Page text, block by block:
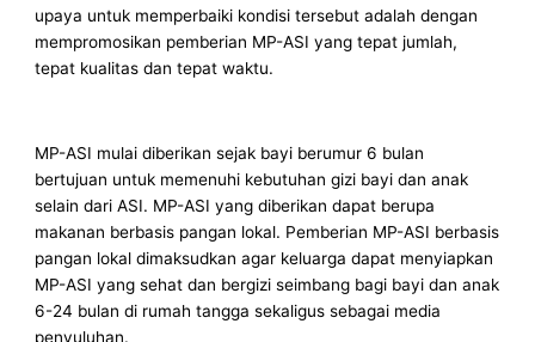
upaya untuk memperbaiki kondisi tersebut adalah dengan
mempromosikan pemberian MP-ASI yang tepat jumlah,
tepat kualitas dan tepat waktu.
MP-ASI mulai diberikan sejak bayi berumur 6 bulan
bertujuan untuk memenuhi kebutuhan gizi bayi dan anak
selain dari ASI. MP-ASI yang diberikan dapat berupa
makanan berbasis pangan lokal. Pemberian MP-ASI berbasis
pangan lokal dimaksudkan agar keluarga dapat menyiapkan
MP-ASI yang sehat dan bergizi seimbang bagi bayi dan anak
6-24 bulan di rumah tangga sekaligus sebagai media
penyuluhan.